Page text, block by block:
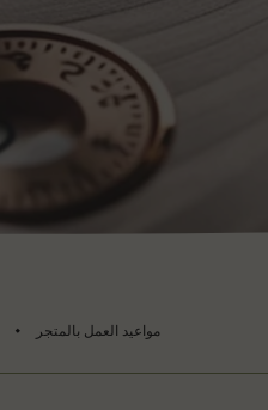
مواعيد العمل بالمتجر ⬩